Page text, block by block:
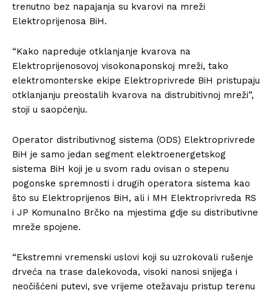
trenutno bez napajanja su kvarovi na mreži
Elektroprijenosa BiH.
“Kako napreduje otklanjanje kvarova na
Elektroprijenosovoj visokonaponskoj mreži, tako
elektromonterske ekipe Elektroprivrede BiH pristupaju
otklanjanju preostalih kvarova na distrubitivnoj mreži”,
stoji u saopćenju.
Operator distributivnog sistema (ODS) Elektroprivrede
BiH je samo jedan segment elektroenergetskog
sistema BiH koji je u svom radu ovisan o stepenu
pogonske spremnosti i drugih operatora sistema kao
što su Elektroprijenos BiH, ali i MH Elektroprivreda RS
i JP Komunalno Brčko na mjestima gdje su distributivne
mreže spojene.
“Ekstremni vremenski uslovi koji su uzrokovali rušenje
drveća na trase dalekovoda, visoki nanosi snijega i
neočišćeni putevi, sve vrijeme otežavaju pristup terenu